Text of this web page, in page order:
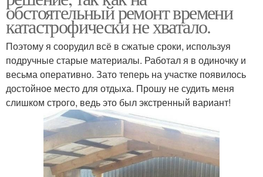
обстоятельный ремонт времени
катастрофически не хватало.
Поэтому я соорудил всё в сжатые сроки, используя
подручные старые материалы. Работал я в одиночку и
весьма оперативно. Зато теперь на участке появилось
достойное место для отдыха. Прошу не судить меня
слишком строго, ведь это был экстренный вариант!